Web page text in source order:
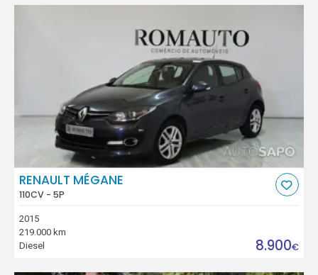
RENAULT MÉGANE
110CV - 5P
2015
219.000 km
Diesel
8.900€